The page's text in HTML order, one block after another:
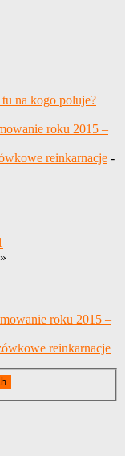
na kogo poluje?
roku 2015 –
reinkarnacje -
roku 2015 –
reinkarnacje